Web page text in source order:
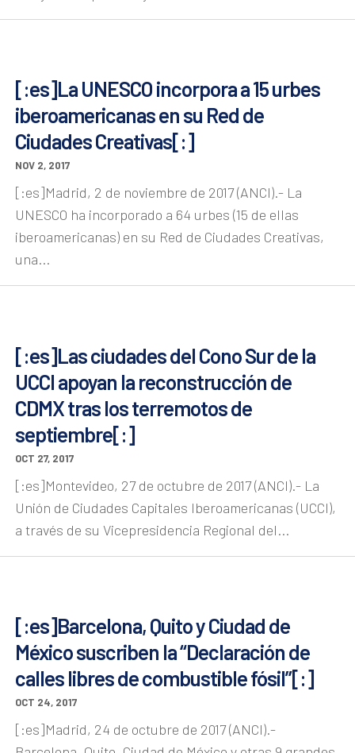
[:es]La UNESCO incorpora a 15 urbes
iberoamericanas en su Red de
Ciudades Creativas[:]
NOV 2, 2017
[:es]Madrid, 2 de noviembre de 2017 (ANCI).- La
UNESCO ha incorporado a 64 urbes (15 de ellas
iberoamericanas) en su Red de Ciudades Creativas,
una...
[:es]Las ciudades del Cono Sur de la
UCCI apoyan la reconstrucción de
CDMX tras los terremotos de
septiembre[:]
OCT 27, 2017
[:es]Montevideo, 27 de octubre de 2017 (ANCI).- La
Unión de Ciudades Capitales Iberoamericanas (UCCI),
a través de su Vicepresidencia Regional del...
[:es]Barcelona, Quito y Ciudad de
México suscriben la “Declaración de
calles libres de combustible fósil”[:]
OCT 24, 2017
[:es]Madrid, 24 de octubre de 2017 (ANCI).-